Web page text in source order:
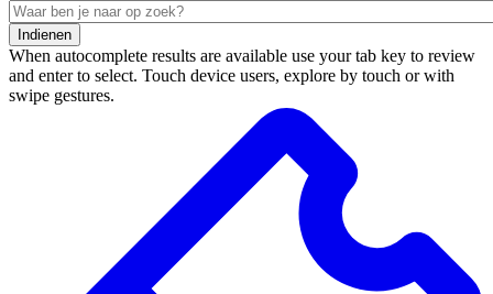
Indienen
When autocomplete results are available use your tab key to review
and enter to select. Touch device users, explore by touch or with
swipe gestures.